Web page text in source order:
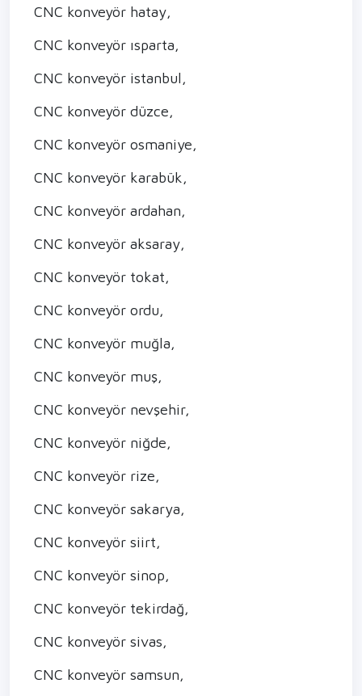
CNC konveyör hatay,
CNC konveyör ısparta,
CNC konveyör istanbul,
CNC konveyör düzce,
CNC konveyör osmaniye,
CNC konveyör karabük,
CNC konveyör ardahan,
CNC konveyör aksaray,
CNC konveyör tokat,
CNC konveyör ordu,
CNC konveyör muğla,
CNC konveyör muş,
CNC konveyör nevşehir,
CNC konveyör niğde,
CNC konveyör rize,
CNC konveyör sakarya,
CNC konveyör siirt,
CNC konveyör sinop,
CNC konveyör tekirdağ,
CNC konveyör sivas,
CNC konveyör samsun,